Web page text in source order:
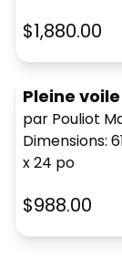
$1,880.00
Pleine voile
par Pouliot
Dimensions:
x 24 po
$988.00